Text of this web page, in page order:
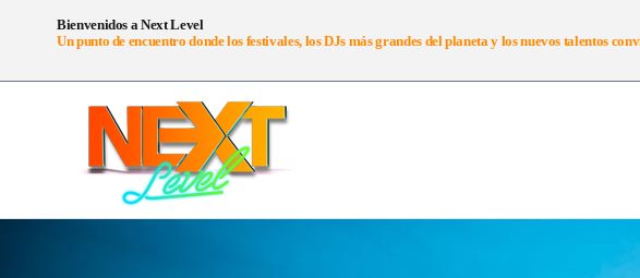
Bienvenidos a Next Level
Un punto de encuentro donde los festivales, los DJs más grandes del planeta y los nuevos talentos